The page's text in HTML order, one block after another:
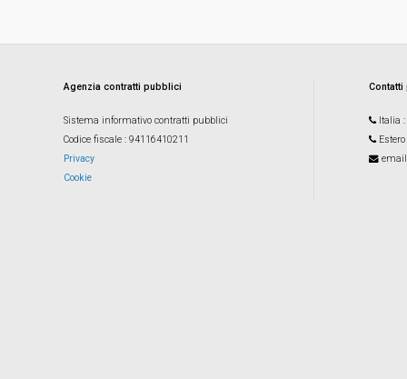
Agenzia contratti pubblici
Sistema informativo contratti pubblici
Codice fiscale : 94116410211
Privacy
Cookie
Italia
Estero
email